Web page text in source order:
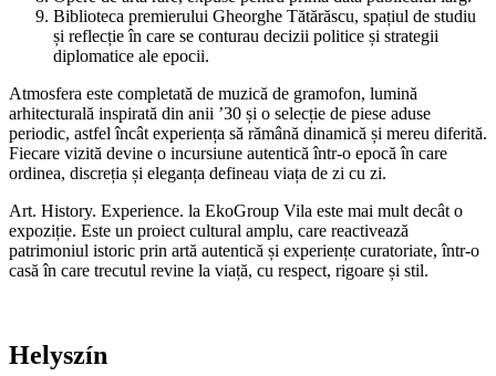
Biblioteca premierului Gheorghe Tătărăscu, spațiul de studiu
și reflecție în care se conturau decizii politice și strategii
diplomatice ale epocii.
Atmosfera este completată de muzică de gramofon, lumină
arhitecturală inspirată din anii ’30 și o selecție de piese aduse
periodic, astfel încât experiența să rămână dinamică și mereu diferită.
Fiecare vizită devine o incursiune autentică într-o epocă în care
ordinea, discreția și eleganța defineau viața de zi cu zi.
Art. History. Experience. la EkoGroup Vila este mai mult decât o
expoziție. Este un proiect cultural amplu, care reactivează
patrimoniul istoric prin artă autentică și experiențe curatoriate, într-o
casă în care trecutul revine la viață, cu respect, rigoare și stil.
Helyszín